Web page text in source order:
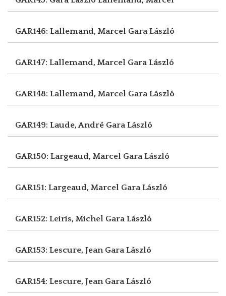
GAR146: Lallemand, Marcel Gara László
GAR147: Lallemand, Marcel Gara László
GAR148: Lallemand, Marcel Gara László
GAR149: Laude, André Gara László
GAR150: Largeaud, Marcel Gara László
GAR151: Largeaud, Marcel Gara László
GAR152: Leiris, Michel Gara László
GAR153: Lescure, Jean Gara László
GAR154: Lescure, Jean Gara László